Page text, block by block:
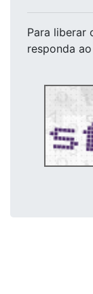
Para liberar
responda